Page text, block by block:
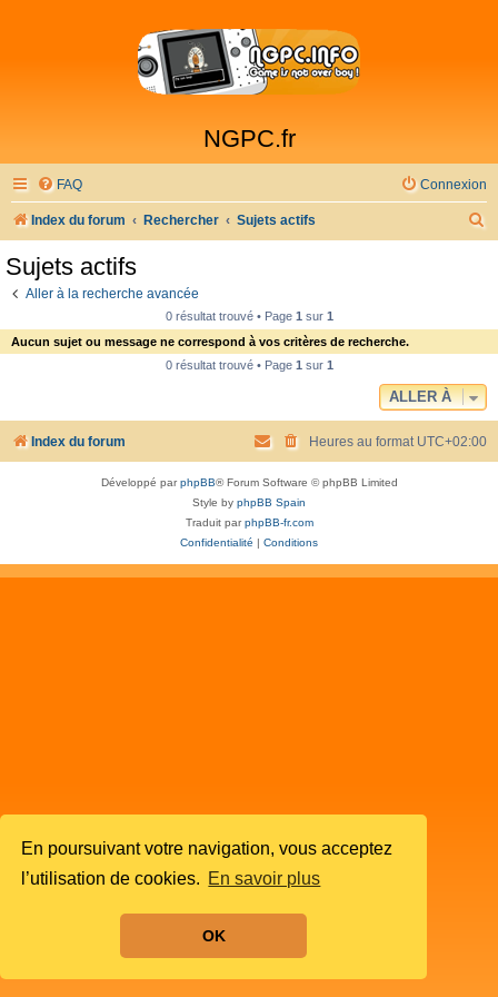
En poursuivant votre navigation, vous acceptez
l’utilisation de cookies. En savoir plus
OK
NGPC.fr
FAQ Connexion
Index du forum Rechercher Sujets actifs
h
Sujets actifs
Aller à la recherche avancée
0 résultat trouvé • Page 1sur 1
Aucun sujet ou message ne correspond à vos critères de recherche.
0 résultat trouvé • Page 1sur 1
ALLER À
Index du forum Heures au format UTC+02:00
Développé parphpBB® Forum Software © phpBB Limited
Style by phpBB Spain
Traduit parphpBB-fr.com
Confidentialité
Conditions